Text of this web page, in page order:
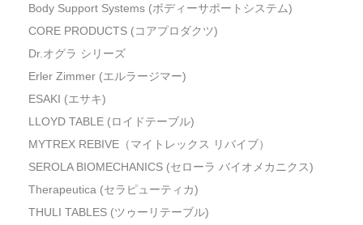
Body Support Systems (ボディーサポートシステム)
CORE PRODUCTS (コアプロダクツ)
Dr.オグラ シリーズ
Erler Zimmer (エルラージマー)
ESAKI (エサキ)
LLOYD TABLE (ロイドテーブル)
MYTREX REBIVE（マイトレックス リバイブ）
SEROLA BIOMECHANICS (セローラ バイオメカニクス)
Therapeutica (セラピューティカ)
THULI TABLES (ツゥーリテーブル)